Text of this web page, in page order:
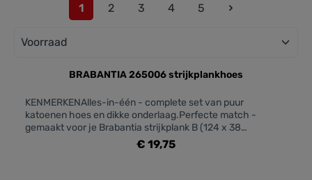
1 2 3 4 5
BRABANTIA 265006 strijkplankhoes
KENMERKENAlles-in-één - complete set van puur
katoenen hoes en dikke onderlaag.Perfecte match -
gemaakt voor je Brabantia strijkplank B (124 x 38
cm).Duurzaam - dikke 100% katoenen hoes met 8 mm
dikke veerkrachtige onderlaag.Veelzijdig - voor gewone
€ 19,75